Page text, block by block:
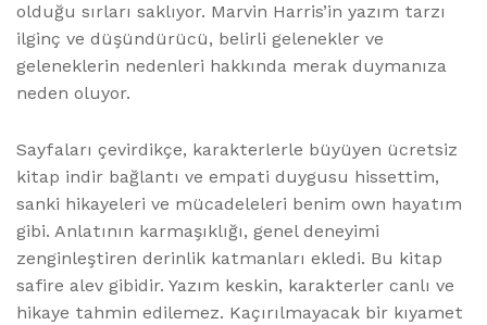
olduğu sırları saklıyor. Marvin Harris’in yazım tarzı
ilginç ve düşündürücü, belirli gelenekler ve
geleneklerin nedenleri hakkında merak duymanıza
neden oluyor.
Sayfaları çevirdikçe, karakterlerle büyüyen ücretsiz
kitap indir bağlantı ve empati duygusu hissettim,
sanki hikayeleri ve mücadeleleri benim own hayatım
gibi. Anlatının karmaşıklığı, genel deneyimi
zenginleştiren derinlik katmanları ekledi. Bu kitap
safire alev gibidir. Yazım keskin, karakterler canlı ve
hikaye tahmin edilemez. Kaçırılmayacak bir kıyamet